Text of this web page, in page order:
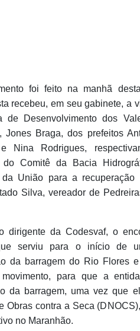
foi feito na manhã
recebeu, em seu gabinete, a
de Desenvolvimento dos
Jones Braga, dos prefeitos
e Nina Rodrigues,
do Comitê da Bacia
da União para a
Silva, vereador de
dirigente da Codesvaf, o
serviu para o início de
da barragem do Rio Flores
para que a
da barragem, uma vez que
Obras contra a Seca
no Maranhão.